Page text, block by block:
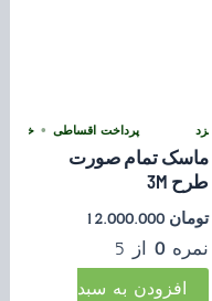
پرداخت اقساطی • خرید
ماسک تمام صورت
طرح 3M
تومان 12.000.000
نمره0 از 5
افزودن به سبد